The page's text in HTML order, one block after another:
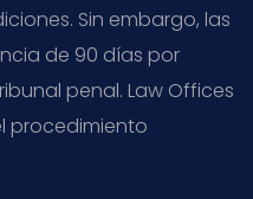
Sin embargo, las
de 90 días por
penal. Law Offices
procedimiento